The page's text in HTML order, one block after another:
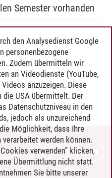
Semester vorhanden
den Analysedienst Google
personenbezogene
Zudem übermitteln wir
an Videodienste (YouTube,
anzuzeigen. Diese
die USA übermittelt. Der
Datenschutzniveau in den
jedoch als unzureichend
Möglichkeit, dass Ihre
verarbeitet werden können.
verwenden" klicken,
Übermittlung nicht statt.
Sie bitte unserer